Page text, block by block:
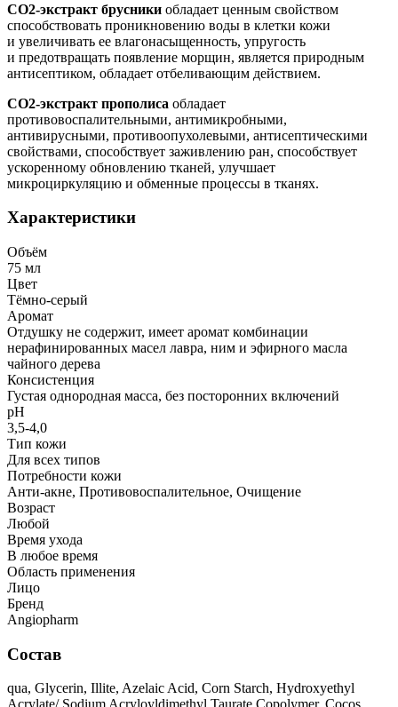
СО2-экстракт брусники обладает ценным свойством
способствовать проникновению воды в клетки кожи
и увеличивать ее влагонасыщенность, упругость
и предотвращать появление морщин, является природным
антисептиком, обладает отбеливающим действием.
CO2-экстракт прополиса обладает
противовоспалительными, антимикробными,
антивирусными, противоопухолевыми, антисептическими
свойствами, способствует заживлению ран, способствует
ускоренному обновлению тканей, улучшает
микроциркуляцию и обменные процессы в тканях.
Характеристики
Объём
75 мл
Цвет
Тёмно-серый
Аромат
Отдушку не содержит, имеет аромат комбинации
нерафинированных масел лавра, ним и эфирного масла
чайного дерева
Консистенция
Густая однородная масса, без посторонних включений
рН
3,5-4,0
Тип кожи
Для всех типов
Потребности кожи
Анти-акне, Противовоспалительное, Очищение
Возраст
Любой
Время ухода
В любое время
Область применения
Лицо
Бренд
Angiopharm
Состав
qua, Glycerin, Illite, Azelaic Acid, Corn Starch, Hydroxyethyl